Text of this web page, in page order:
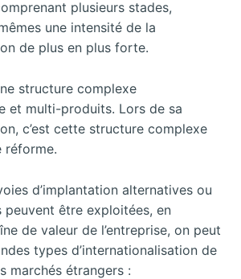
plusieurs stades,
une intensité de la
de plus en plus forte.
structure complexe
et multi-produits. Lors de sa
c’est cette structure complexe
réforme.
d’implantation alternatives ou
peuvent être exploitées, en
de valeur de l’entreprise, on peut
types d’internationalisation de
marchés étrangers :